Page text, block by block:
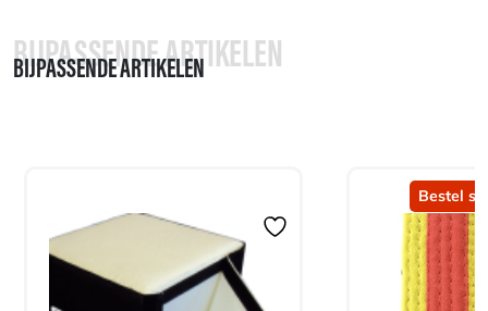
BIJPASSENDE ARTIKELEN
BIJPASSENDE ARTIKELEN
Bestel